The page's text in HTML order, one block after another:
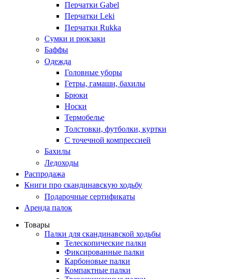
Перчатки Gabel
Перчатки Leki
Перчатки Rukka
Сумки и рюкзаки
Баффы
Одежда
Головные уборы
Гетры, гамаши, бахилы
Брюки
Носки
Термобелье
Толстовки, футболки, куртки
С точечной компрессией
Бахилы
Ледоходы
Распродажа
Книги про скандинавскую ходьбу
Подарочные сертификаты
Аренда палок
Товары
Палки для скандинавской ходьбы
Телескопические палки
Фиксированные палки
Карбоновые палки
Компактные палки